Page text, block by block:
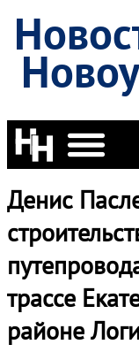
Денис
трассе
районе